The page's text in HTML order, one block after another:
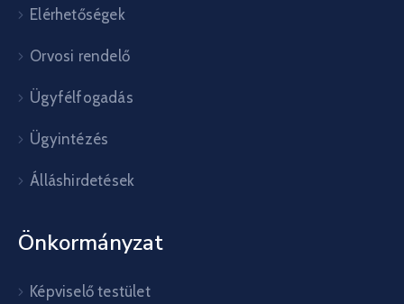
Elérhetőségek
Orvosi rendelő
Ügyfélfogadás
Ügyintézés
Álláshirdetések
Önkormányzat
Képviselő testület